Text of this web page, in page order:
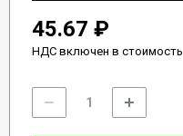
45.67 ₽
НДС включен в стоимость